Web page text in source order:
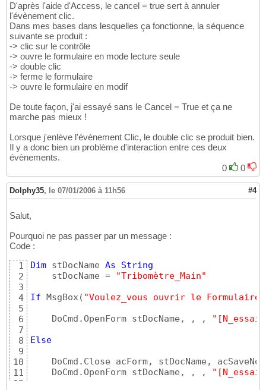
D'après l'aide d'Access, le cancel = true sert à annuler
l'évènement clic.
Dans mes bases dans lesquelles ça fonctionne, la séquence
suivante se produit :
-> clic sur le contrôle
-> ouvre le formulaire en mode lecture seule
-> double clic
-> ferme le formulaire
-> ouvre le formulaire en modif
De toute façon, j'ai essayé sans le Cancel = True et ça ne
marche pas mieux !
Lorsque j'enlève l'évènement Clic, le double clic se produit bien.
Il y a donc bien un problème d'interaction entre ces deux
évènements.
0
0
Dolphy35, le 07/01/2006 à 11h56 #4
Salut,
Pourquoi ne pas passer par un message :
Code :
1
2
3
4
5
6
7
8
9
10
11
12
Dim stDocName As
String
    stDocName =
"Tribomètre_Main"
If MsgBox( "Voulez_vous ouvrir le
    DoCmd.OpenForm stDocName, , ,
Else
    DoCmd.Close acForm, stDocName, acSaveNo
    DoCmd.OpenForm stDocName, , ,